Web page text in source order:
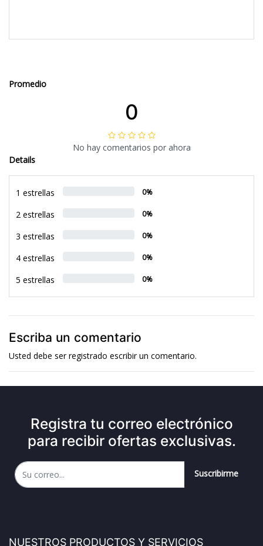
Promedio
0
No hay comentarios por ahora
Details
1 estrellas 0%
2 estrellas 0%
3 estrellas 0%
4 estrellas 0%
5 estrellas 0%
Escriba un comentario
Usted debe serregistrado escribir un comentario.
Registra tu correo electrónico
para recibir ofertas exclusivas.
Suscribirme
NUESTROS PRODUCTOS Y SERVICIOS